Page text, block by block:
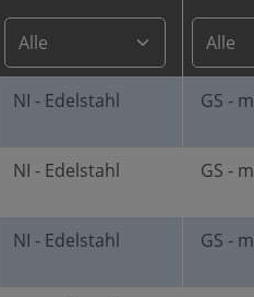
NI - Edelstahl GS -
NI - Edelstahl GS -
NI - Edelstahl GS -